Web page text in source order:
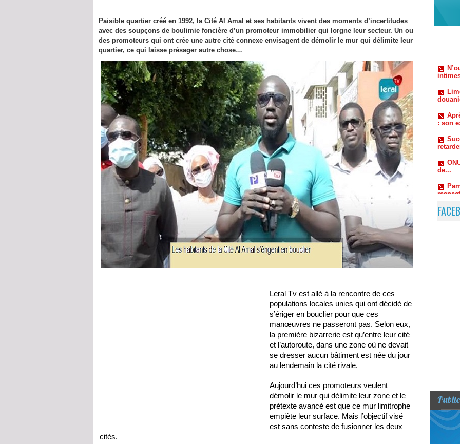
Paisible quartier créé en 1992, la Cité Al Amal et ses habitants vivent des moments d’incertitudes
avec des soupçons de boulimie foncière d’un promoteur immobilier qui lorgne leur secteur. Un ou
des promoteurs qui ont crée une autre cité connexe envisagent de démolir le mur qui délimite leur
quartier, ce qui laisse présager autre chose…
Leral Tv est allé à la rencontre de ces
populations locales unies qui ont décidé de
s’ériger en bouclier pour que ces
manœuvres ne passeront pas. Selon eux,
la première bizarrerie est qu’entre leur cité
et l’autoroute, dans une zone où ne devait
se dresser aucun bâtiment est née du jour
au lendemain la cité rivale.
Aujourd’hui ces promoteurs veulent
démolir le mur qui délimite leur zone et le
prétexte avancé est que ce mur limitrophe
empiète leur surface. Mais l’objectif visé
est sans conteste de fusionner les deux
cités.
: son
de...